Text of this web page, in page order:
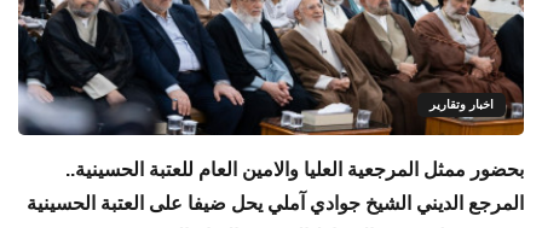
اخبار وتقارير
بحضور ممثل المرجعية العليا والامين العام للعتبة الحسينية..
المرجع الديني الشيخ جوادي آملي يحل ضيفا على العتبة الحسينية